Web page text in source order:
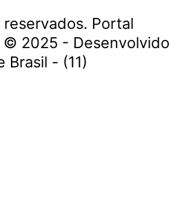
Portal
© 2025 - Desenvolvido
Brasil - (11)